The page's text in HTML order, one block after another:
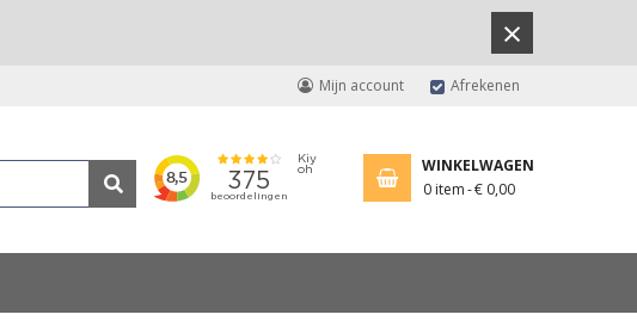
×
Mijn account Afrekenen
WINKELWAGEN
0 item € 0,00